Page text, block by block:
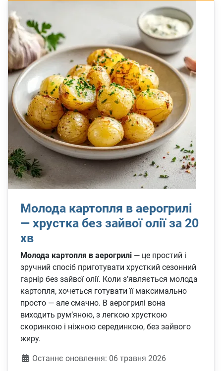
Молода картопля в аерогрилі
— хрустка без зайвої олії за 20
хв
Молода картопля в аерогрилі — це простий і
зручний спосіб приготувати хрусткий сезонний
гарнір без зайвої олії. Коли з’являється молода
картопля, хочеться готувати її максимально
просто — але смачно. В аерогрилі вона
виходить рум’яною, з легкою хрусткою
скоринкою і ніжною серединкою, без зайвого
жиру.
ДеталіОстаннє оновлення: 06 травня 2026